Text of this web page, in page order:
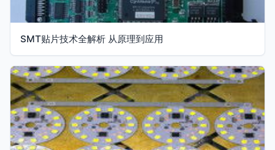
SMT贴片技术全解析 从原理到应用